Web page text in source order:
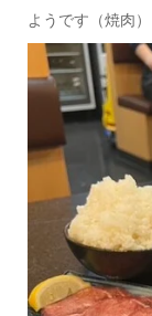
ようです（焼肉）